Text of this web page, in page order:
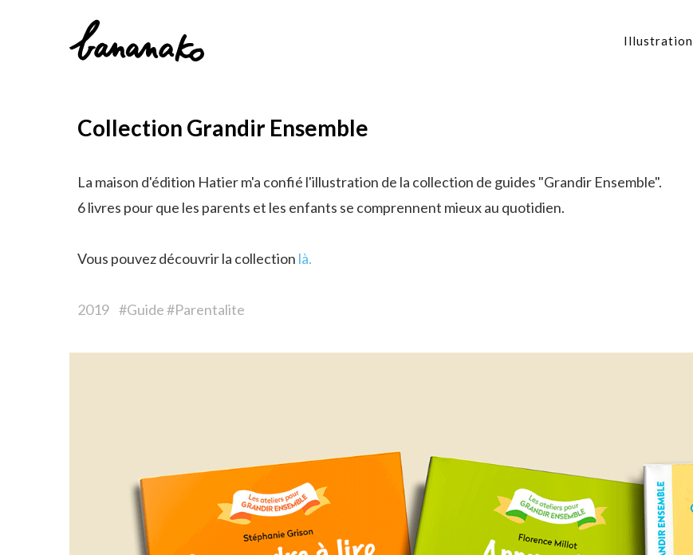
Illustration
Collection Grandir Ensemble
La maison d'édition Hatier m'a confié l'illustration de la collection de guides "Grandir Ensemble".
6 livres pour que les parents et les enfants se comprennent mieux au quotidien.
Vous pouvez découvrir la collection là.
2019 #Guide #Parentalite